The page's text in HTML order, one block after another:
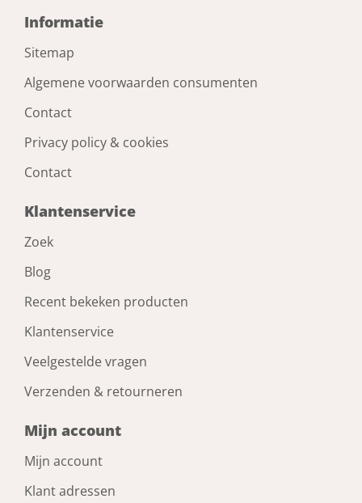
Informatie
Sitemap
Algemene voorwaarden consumenten
Contact
Privacy policy & cookies
Contact
Klantenservice
Zoek
Blog
Recent bekeken producten
Klantenservice
Veelgestelde vragen
Verzenden & retourneren
Mijn account
Mijn account
Klant adressen